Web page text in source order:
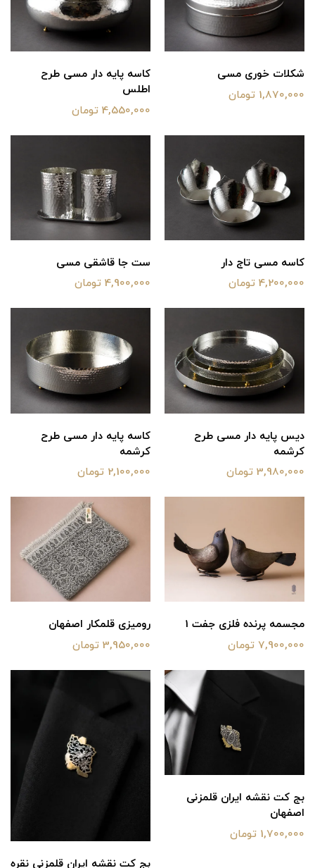
شکلات خوری مسی
1,870,000 تومان
کاسه پایه دار مسی طرح
اطلس
4,550,000 تومان
کاسه مسی تاج دار
4,200,000 تومان
ست جا قاشقی مسی
4,900,000 تومان
دیس پایه دار مسی طرح
کرشمه
3,980,000 تومان
کاسه پایه دار مسی طرح
کرشمه
2,100,000 تومان
مجسمه پرنده فلزی جفت 1
7,900,000 تومان
رومیزی قلمکار اصفهان
3,950,000 تومان
بج کت نقشه ایران قلمزنی
اصفهان
1,700,000 تومان
بج کت نقشه ایران قلمزنی نقره